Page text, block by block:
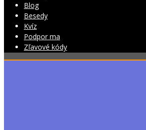
Blog
Besedy
Kvíz
Podpor ma
Zľavové kódy